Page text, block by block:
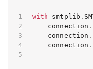
with smtplib .
    connection
.
    connection
.
    connection
.